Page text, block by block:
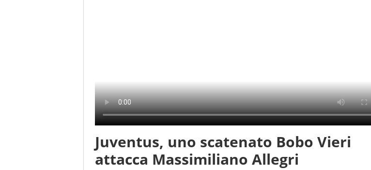
Juventus, uno scatenato Bobo Vieri
attacca Massimiliano Allegri